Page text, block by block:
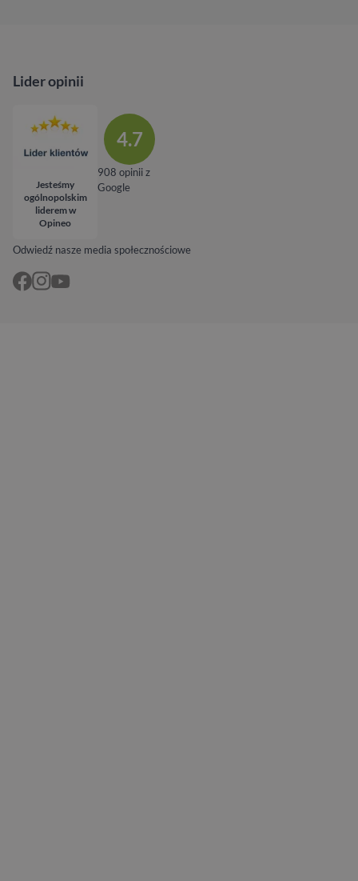
Odwiedź nasze media społecznościowe
Lider opinii
Jesteśmy
ogólnopolskim
liderem w
Opineo
4.7
908 opinii z
Google